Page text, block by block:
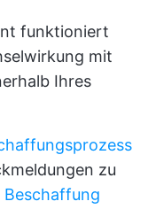
funktioniert
mit
Ihres
zu
Beschaffung